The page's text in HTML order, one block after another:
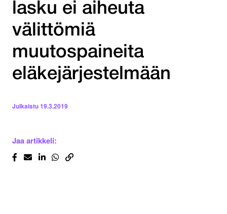
lasku ei aiheuta
välittömiä
muutospaineita
eläkejärjestelmään
Julkaistu19.3.2019
Jaa artikkeli: